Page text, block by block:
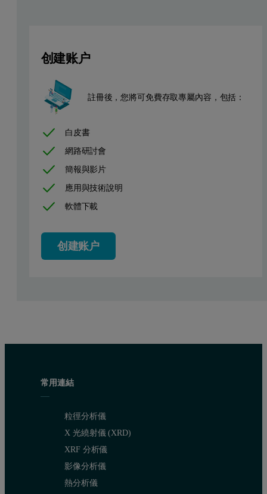
圖例：(A) 感應圖顯示在低和高固定密度下，
圖 1：Acetazolamide 鍵結至不同碳酸酐酶 II (CAII) 密度
创建账户
註冊後，您將可免費存取專屬內容，包括：
白皮書
網路研討會
簡報與影片
應用與技術說明
軟體下載
创建账户
常用連結
粒徑分析儀
X 光繞射儀 (XRD)
XRF 分析儀
影像分析儀
熱分析儀